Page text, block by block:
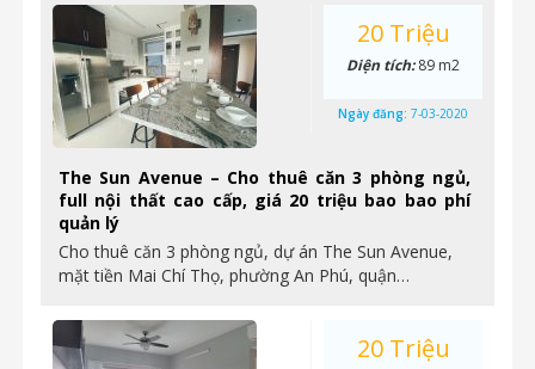
The Sun Avenue – Cho thuê căn 3 phòng ngủ,
full nội thất cao cấp, giá 20 triệu bao bao phí
quản lý
Cho thuê căn 3 phòng ngủ, dự án The Sun Avenue,
mặt tiền Mai Chí Thọ, phường An Phú, quận…
20 Triệu
Diện tích:89 m2
Ngày đăng: 7-03-2020
20 Triệu